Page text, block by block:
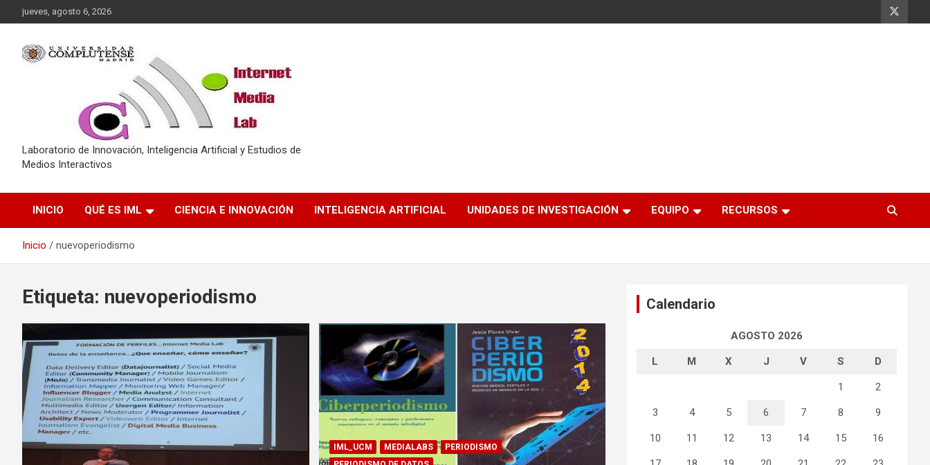
Saltar
al
jueves, agosto 6, 2026
Laboratorio de Innovación, Inteligencia Artificial y Estudios de
Medios Interactivos
INICIO QUÉ ES IML CIENCIA E INNOVACIÓN INTELIGENCIA ARTIFICIAL UNIDADES DE INVESTIGACIÓN EQUIPO RECURSOS
Inicio nuevoperiodismo
Etiqueta: nuevoperiodismo
IML_UCM MEDIALABS
PERIODISMO
Calendario
AGOSTO 2026
L M X J V S D
1 2
3 4 5 6 7 8 9
10 11 12 13 14 15 16